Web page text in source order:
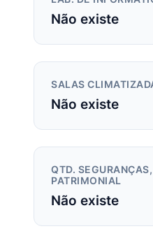
Não existe
SALAS
Não existe
QTD.
PATRIMONIAL
Não existe